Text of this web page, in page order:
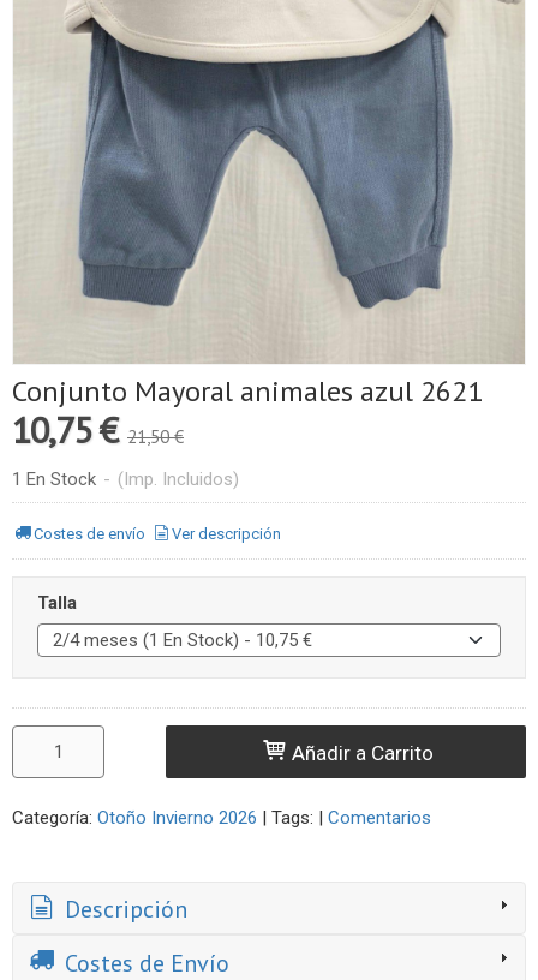
Conjunto Mayoral animales azul 2621
10,75 € 21,50 €
1 En Stock - (Imp. Incluidos)
Costes de envío Ver descripción
Talla
Añadir a Carrito
Categoría: Otoño Invierno 2026 | Tags: | Comentarios
Descripción
Costes de Envío